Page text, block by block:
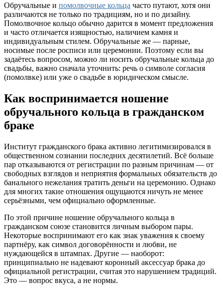
Обручальные и помолвочные кольца часто путают, хотя они
различаются не только по традициям, но и по дизайну.
Помолвочное кольцо обычно дарится в момент предложения
и часто отличается изящностью, наличием камня и
индивидуальным стилем. Обручальные же — парные,
носимые после росписи или церемонии. Поэтому если вы
задаётесь вопросом, можно ли носить обручальные кольца до
свадьбы, важно сначала уточнить: речь о символе согласия
(помолвке) или уже о свадьбе в юридическом смысле.
Как воспринимается ношение
обручального кольца в гражданском
браке
Институт гражданского брака активно легитимизировался в
общественном сознании последних десятилетий. Всё больше
пар отказываются от регистрации по разным причинам — от
свободных взглядов и неприятия формальных обязательств до
банального нежелания тратить деньги на церемонию. Однако
для многих такие отношения ощущаются ничуть не менее
серьёзными, чем официально оформленные.
По этой причине ношение обручального кольца в
гражданском союзе становится личным выбором пары.
Некоторые воспринимают его как знак уважения к своему
партнёру, как символ договорённости и любви, не
нуждающейся в штампах. Другие — наоборот:
принципиально не надевают коронный аксессуар брака до
официальной регистрации, считая это нарушением традиций.
Это — вопрос вкуса, а не нормы.